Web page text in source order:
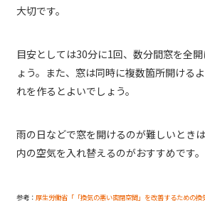
大切です。
目安としては30分に1回、数分間窓を全
ょう。また、窓は同時に複数箇所開ける
れを作るとよいでしょう。
雨の日などで窓を開けるのが難しいとき
内の空気を入れ替えるのがおすすめです。
参考： 厚生労働省「「換気の悪い密閉空間」を改善するための換